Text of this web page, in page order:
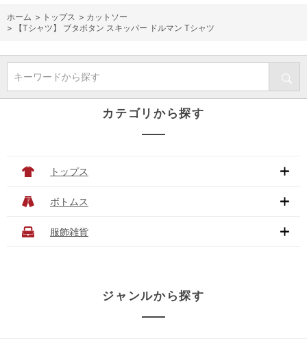
ホーム > トップス > カットソー
>
【Tシャツ】 ブタボタン スキッパー ドルマン Tシャツ
キーワードから探す
カテゴリから探す
トップス
ボトムス
服飾雑貨
ジャンルから探す